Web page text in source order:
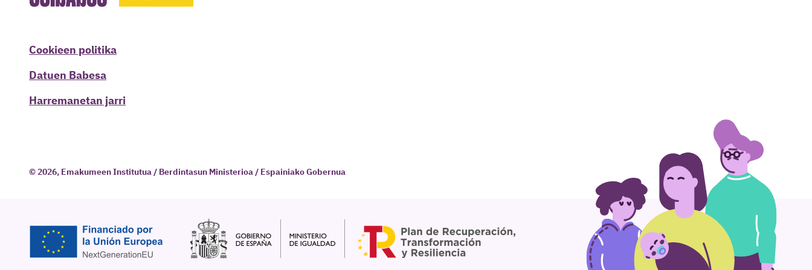
Cookieen politika
Datuen Babesa
Harremanetan jarri
© 2026, Emakumeen Institutua / Berdintasun Ministerioa / Espainiako Gobernua